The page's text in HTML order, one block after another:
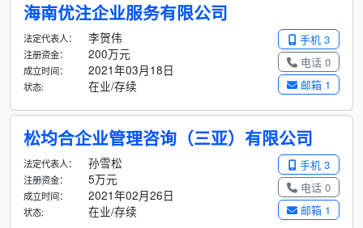
海南优注企业服务有限公司
手机 3
电话 0
邮箱 1
法定代表人： 李贺伟
注册资金： 200万元
成立时间： 2021年03月18日
状态: 在业/存续
松均合企业管理咨询（三亚）有限公司
手机 3
电话 0
邮箱 1
法定代表人： 孙雪松
注册资金： 5万元
成立时间： 2021年02月26日
状态: 在业/存续